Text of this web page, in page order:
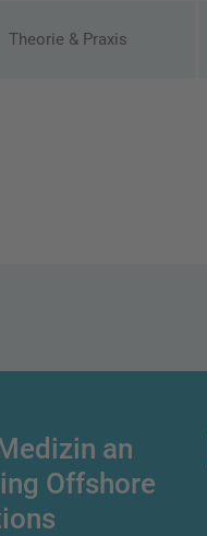
Theorie & Praxis
an
Offshore